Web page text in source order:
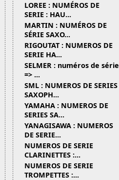
LOREE : NUMÉROS DE
SERIE : HAU...
MARTIN : NUMÉROS DE
SÉRIE SAXO...
RIGOUTAT : NUMEROS DE
SERIE HA...
SELMER : numéros de série
=> ...
SML : NUMEROS DE SERIES
SAXOPH...
YAMAHA : NUMEROS DE
SERIES SA...
YANAGISAWA : NUMEROS
DE SERIE...
NUMEROS DE SERIE
CLARINETTES :...
NUMEROS DE SERIE
TROMPETTES :...